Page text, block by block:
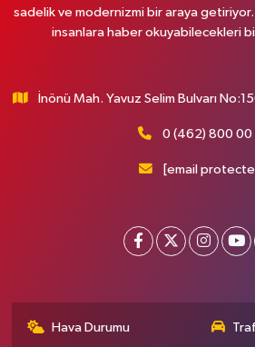
sadelik ve modernizmi bir araya getiriyor.
insanlara haber okuyabilecekleri
İnönü Mah. Yavuz Selim Bulvarı
0 (462) 800 00
[email
Hava Durumu